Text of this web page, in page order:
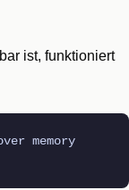
ist, funktioniert
memory